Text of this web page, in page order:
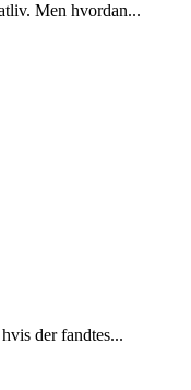
Men hvordan...
der fandtes...